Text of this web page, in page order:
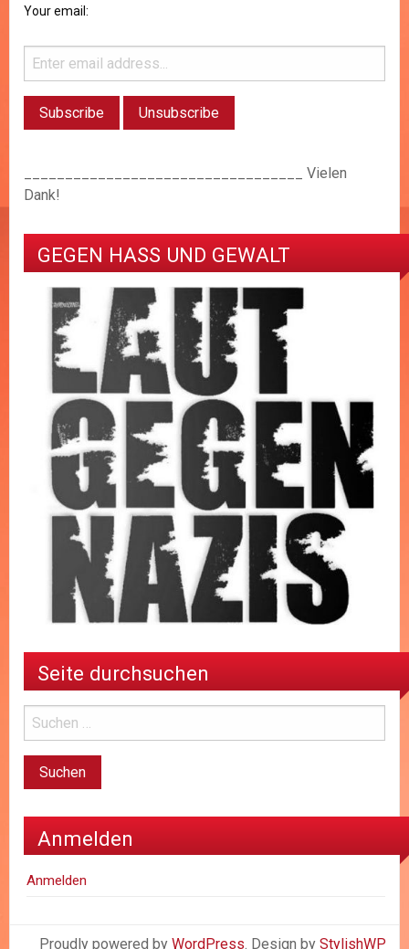
Your email:
__________________________________ Vielen
Dank!
GEGEN HASS UND GEWALT
Seite durchsuchen
Anmelden
Anmelden
Proudly powered by WordPress. Design by StylishWP